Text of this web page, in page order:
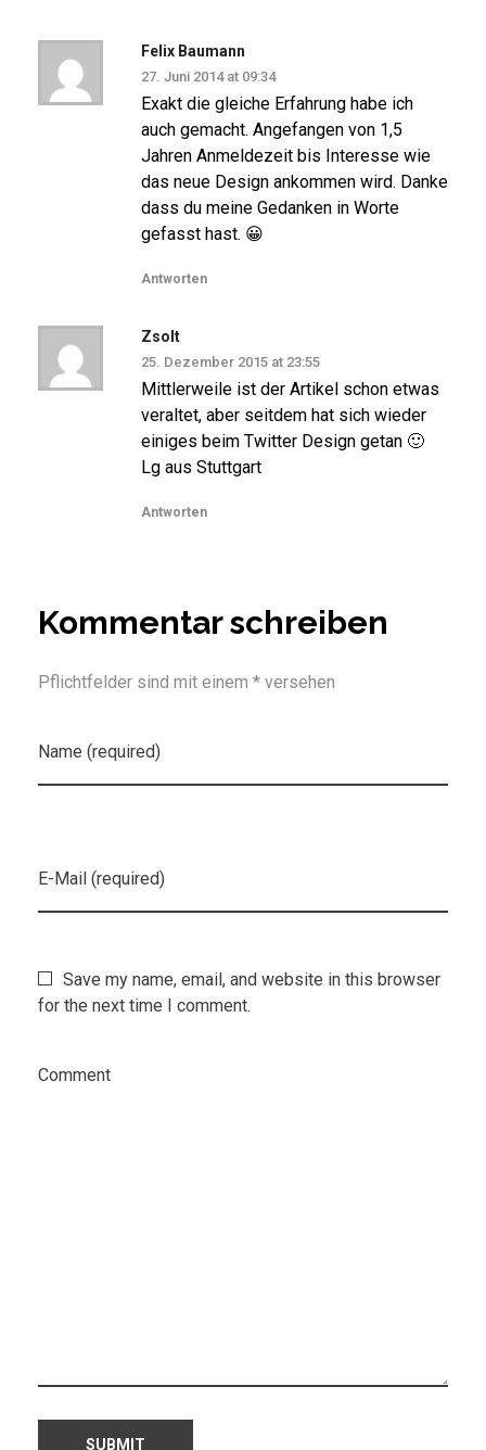
Felix Baumann
27. Juni 2014 at 09:34
Exakt die gleiche Erfahrung habe ich
auch gemacht. Angefangen von 1,5
Jahren Anmeldezeit bis Interesse wie
das neue Design ankommen wird. Danke
dass du meine Gedanken in Worte
gefasst hast. 😀
Antworten
Zsolt
25. Dezember 2015 at 23:55
Mittlerweile ist der Artikel schon etwas
veraltet, aber seitdem hat sich wieder
einiges beim Twitter Design getan 🙂
Lg aus Stuttgart
Antworten
Kommentar schreiben
Pflichtfelder sind mit einem * versehen
Name (required)
E-Mail (required)
Save my name, email, and website in this browser
for the next time I comment.
Comment